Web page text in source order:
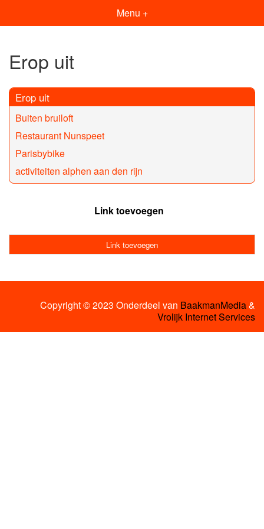
Menu +
Erop uit
Erop uit
Buiten bruiloft
Restaurant Nunspeet
Parisbybike
activiteiten alphen aan den rijn
Link toevoegen
Link toevoegen
Copyright © 2023 Onderdeel van BaakmanMedia&
Vrolijk Internet Services